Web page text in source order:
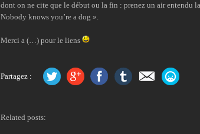
dont on ne cite que le début ou la fin : prenez un air entendu
Nobody knows you’re a dog ».
Merci a (…) pour le liens
Partagez :
Related posts: